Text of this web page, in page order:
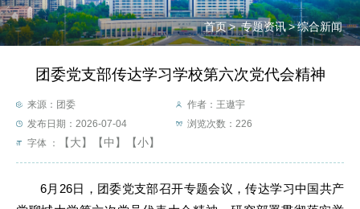
首页 > 专题资讯>综合新闻
团委党支部传达学习学校第六次党代会精神
来源：团委
作者：王遨宇
发布日期：2026-07-04
浏览次数：226
字体 ：
【大】 【中】 【小】
6月26日，团委党支部召开专题会议，传达学习中国共产